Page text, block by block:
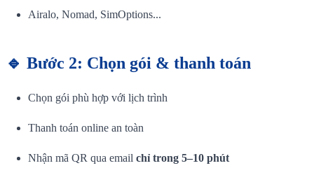
Airalo, Nomad, SimOptions...
🔹 Bước 2: Chọn gói & thanh toán
Chọn gói phù hợp với lịch trình
Thanh toán online an toàn
Nhận mã QR qua email chỉ trong 5–10 phút